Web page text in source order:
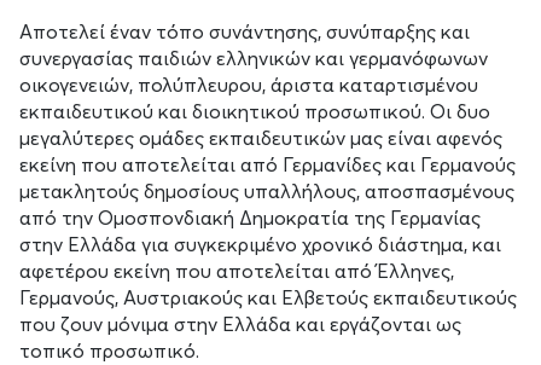
Αποτελεί έναν τόπο συνάντησης, συνύπαρξης και
συνεργασίας παιδιών ελληνικών και γερμανόφωνων
οικογενειών, πολύπλευρου, άριστα καταρτισμένου
εκπαιδευτικού και διοικητικού προσωπικού. Οι δυο
μεγαλύτερες ομάδες εκπαιδευτικών μας είναι αφενός
εκείνη που αποτελείται από Γερμανίδες και Γερμανούς
μετακλητούς δημοσίους υπαλλήλους, αποσπασμένους
από την Ομοσπονδιακή Δημοκρατία της Γερμανίας
στην Ελλάδα για συγκεκριμένο χρονικό διάστημα, και
αφετέρου εκείνη που αποτελείται από Έλληνες,
Γερμανούς, Αυστριακούς και Ελβετούς εκπαιδευτικούς
που ζουν μόνιμα στην Ελλάδα και εργάζονται ως
τοπικό προσωπικό.